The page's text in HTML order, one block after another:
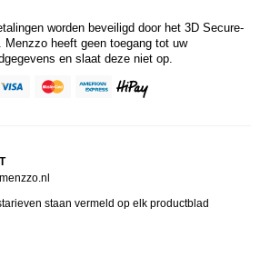
worden beveiligd door het 3D Secure-
Menzzo heeft geen toegang tot uw
en slaat deze niet op.
staan vermeld op elk productblad